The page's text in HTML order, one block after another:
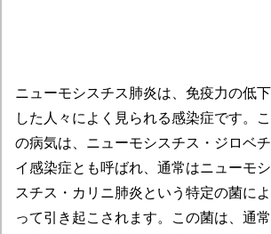
ニューモシスチス肺炎は、免疫力の低下
した人々によく見られる感染症です。こ
の病気は、ニューモシスチス・ジロベチ
イ感染症とも呼ばれ、通常はニューモシ
スチス・カリニ肺炎という特定の菌によ
って引き起こされます。この菌は、通常